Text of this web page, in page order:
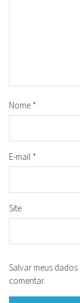
Nome *
E-mail *
Site
Salvar meus
comentar.